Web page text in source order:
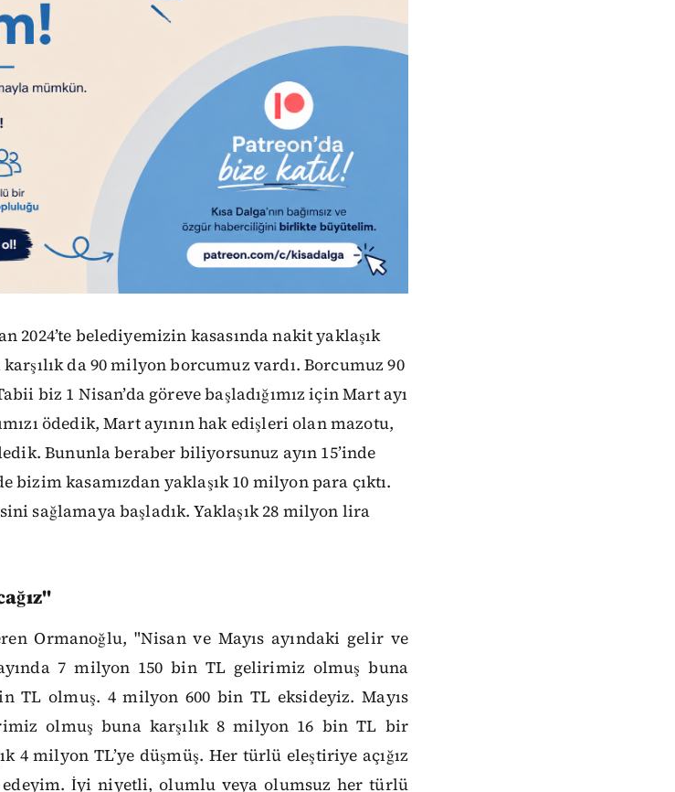
2024’te belediyemizin kasasında nakit yaklaşık
da 90 milyon borcumuz vardı. Borcumuz 90
biz 1 Nisan’da göreve başladığımız için Mart ayı
ödedik, Mart ayının hak edişleri olan mazotu,
Bununla beraber biliyorsunuz ayın 15’inde
bizim kasamızdan yaklaşık 10 milyon para çıktı.
sağlamaya başladık. Yaklaşık 28 milyon lira
Ormanoğlu, "Nisan ve Mayıs ayındaki gelir ve
7 milyon 150 bin TL gelirimiz olmuş buna
TL olmuş. 4 milyon 600 bin TL eksideyiz. Mayıs
olmuş buna karşılık 8 milyon 16 bin TL bir
4 milyon TL’ye düşmüş. Her türlü eleştiriye açığız
İyi niyetli, olumlu veya olumsuz her türlü